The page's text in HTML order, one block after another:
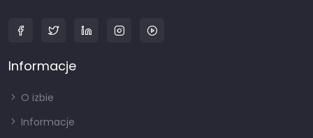
Informacje
O izbie
Informacje